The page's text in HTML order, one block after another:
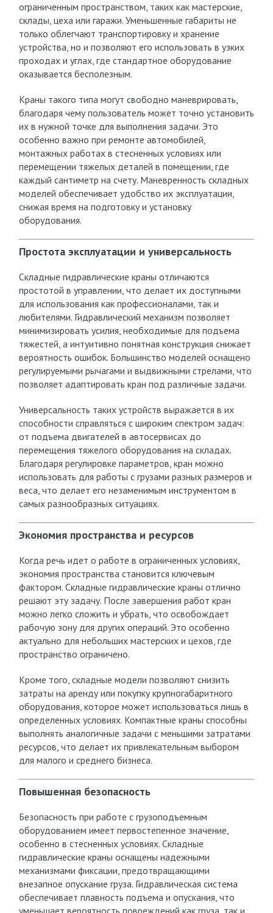
ограниченным пространством, таких как мастерские,
склады, цеха или гаражи. Уменьшенные габариты не
только облегчают транспортировку и хранение
устройства, но и позволяют его использовать в узких
проходах и углах, где стандартное оборудование
оказывается бесполезным.
Краны такого типа могут свободно маневрировать,
благодаря чему пользователь может точно установить
их в нужной точке для выполнения задачи. Это
особенно важно при ремонте автомобилей,
монтажных работах в стесненных условиях или
перемещении тяжелых деталей в помещении, где
каждый сантиметр на счету. Маневренность складных
моделей обеспечивает удобство их эксплуатации,
снижая время на подготовку и установку
оборудования.
Простота эксплуатации и универсальность
Складные гидравлические краны отличаются
простотой в управлении, что делает их доступными
для использования как профессионалами, так и
любителями. Гидравлический механизм позволяет
минимизировать усилия, необходимые для подъема
тяжестей, а интуитивно понятная конструкция снижает
вероятность ошибок. Большинство моделей оснащено
регулируемыми рычагами и выдвижными стрелами, что
позволяет адаптировать кран под различные задачи.
Универсальность таких устройств выражается в их
способности справляться с широким спектром задач:
от подъема двигателей в автосервисах до
перемещения тяжелого оборудования на складах.
Благодаря регулировке параметров, кран можно
использовать для работы с грузами разных размеров и
веса, что делает его незаменимым инструментом в
самых разнообразных ситуациях.
Экономия пространства и ресурсов
Когда речь идет о работе в ограниченных условиях,
экономия пространства становится ключевым
фактором. Складные гидравлические краны отлично
решают эту задачу. После завершения работ кран
можно легко сложить и убрать, что освобождает
рабочую зону для других операций. Это особенно
актуально для небольших мастерских и цехов, где
пространство ограничено.
Кроме того, складные модели позволяют снизить
затраты на аренду или покупку крупногабаритного
оборудования, которое может использоваться лишь в
определенных условиях. Компактные краны способны
выполнять аналогичные задачи с меньшими затратами
ресурсов, что делает их привлекательным выбором
для малого и среднего бизнеса.
Повышенная безопасность
Безопасность при работе с грузоподъемным
оборудованием имеет первостепенное значение,
особенно в стесненных условиях. Складные
гидравлические краны оснащены надежными
механизмами фиксации, предотвращающими
внезапное опускание груза. Гидравлическая система
обеспечивает плавность подъема и опускания, что
уменьшает вероятность повреждений как груза, так и